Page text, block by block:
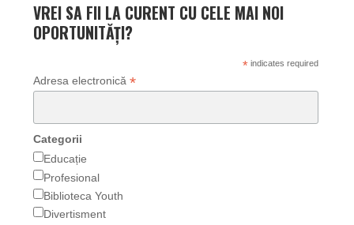
VREI SA FII LA CURENT CU CELE MAI NOI
OPORTUNITĂȚI?
*indicates required
Adresa electronică *
Categorii
Educație
Profesional
Biblioteca Youth
Divertisment